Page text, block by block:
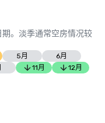
。淡季通常空房情况较
5月
6月
11月 12月